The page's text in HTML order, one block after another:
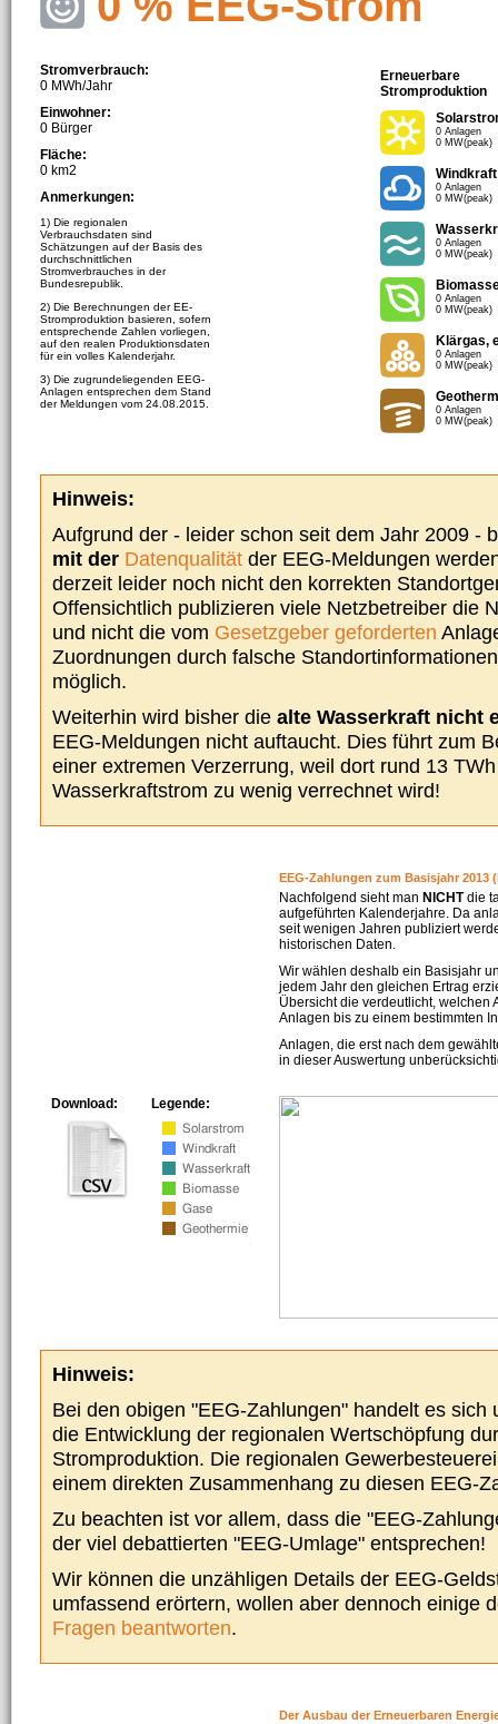
Stromverbrauch:
0 MWh/Jahr
Einwohner:
0 Bürger
Fläche:
0 km2
Anmerkungen:
1) Die regionalen
Verbrauchsdaten sind
Schätzungen auf der Basis des
durchschnittlichen
Stromverbrauches in der
Bundesrepublik.
2) Die Berechnungen der EE-
Stromproduktion basieren, sofern
entsprechende Zahlen vorliegen,
auf den realen Produktionsdaten
für ein volles Kalenderjahr.
3) Die zugrundeliegenden EEG-
Anlagen entsprechen dem Stand
der Meldungen vom 24.08.2015.
Erneuerbare
Stromproduktion
0 Anlagen
0 MW(peak)
Windkraft
0 Anlagen
0 MW(peak)
0 Anlagen
0 MW(peak)
0 Anlagen
0 MW(peak)
Klärgas,
0 Anlagen
0 MW(peak)
0 Anlagen
0 MW(peak)
Hinweis:
Aufgrund der - leider schon seit dem Jahr 2009 -
mit der Datenqualität der EEG-Meldungen
derzeit leider noch nicht den korrekten
Offensichtlich publizieren viele Netzbetreiber die
und nicht die vom Gesetzgeber geforderten
Zuordnungen durch falsche
möglich.
Weiterhin wird bisher die alte Wasserkraft nicht
EEG-Meldungen nicht auftaucht. Dies führt zum
einer extremen Verzerrung, weil dort rund 13
Wasserkraftstrom zu wenig verrechnet wird!
EEG-Zahlungen zum Basisjahr 2013
Nachfolgend sieht man NICHTdie
aufgeführten Kalenderjahre. Da
seit wenigen Jahren publiziert
historischen Daten.
Wir wählen deshalb ein Basisjahr
jedem Jahr den gleichen Ertrag
Übersicht die verdeutlicht, welchen
Anlagen bis zu einem bestimmten
Anlagen, die erst nach dem
in dieser Auswertung
Legende:
Download:
Hinweis:
Bei den obigen "EEG-Zahlungen" handelt es sich
die Entwicklung der regionalen Wertschöpfung
Stromproduktion. Die regionalen
einem direkten Zusammenhang zu diesen EEG-
Zu beachten ist vor allem, dass die "EEG-
der viel debattierten "EEG-Umlage" entsprechen!
Wir können die unzähligen Details der EEG-
umfassend erörtern, wollen aber dennoch einige
Fragen beantworten.
Der Ausbau der Erneuerbaren